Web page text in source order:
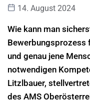
14. August 2024
Wie kann man
Bewerbungsprozess
und genau jene
notwendigen
Litzlbauer,
des AMS